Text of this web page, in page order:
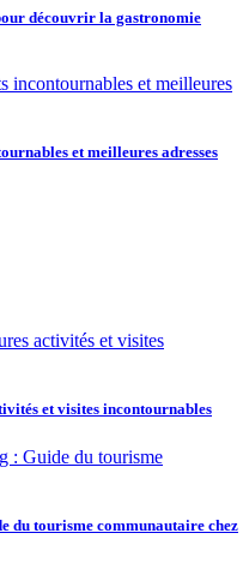
découvrir la gastronomie
et meilleures adresses
et visites incontournables
du tourisme communautaire chez